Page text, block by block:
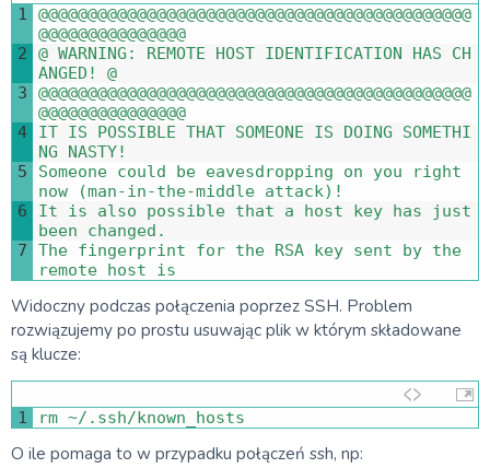
1
2
3
4
5
6
7
@@@@@@@@@@@@@@@@@@@@@@@@@@@@@@@@@@@@@@@@@@@@
@@@@@@@@@@@@@@@
@ WARNING : REMOTE HOST IDENTIFICATION HAS CH
ANGED !
@
@@@@@@@@@@@@@@@@@@@@@@@@@@@@@@@@@@@@@@@@@@@@
@@@@@@@@@@@@@@@
IT IS POSSIBLE THAT SOMEONE IS DOING SOMETHI
NG NASTY!
Someone could be eavesdropping on you
now
(man-in-the-middle attack) !
It is also possible that a host key has
been changed .
The fingerprint for the RSA key sent by
remote host is
Widoczny podczas połączenia poprzez SSH. Problem
rozwiązujemy po prostu usuwając plik w którym składowane
są klucze:
1 rm ~/ . ssh/known_hosts
O ile pomaga to w przypadku połączeń ssh, np: